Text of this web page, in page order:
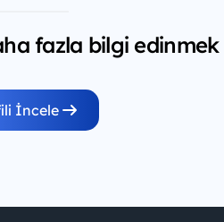
fazla bilgi
İncele